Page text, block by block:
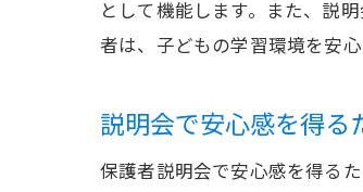
として機能します。また、説
者は、子どもの学習環境を安
説明会で安心感を得る
保護者説明会で安心感を得る